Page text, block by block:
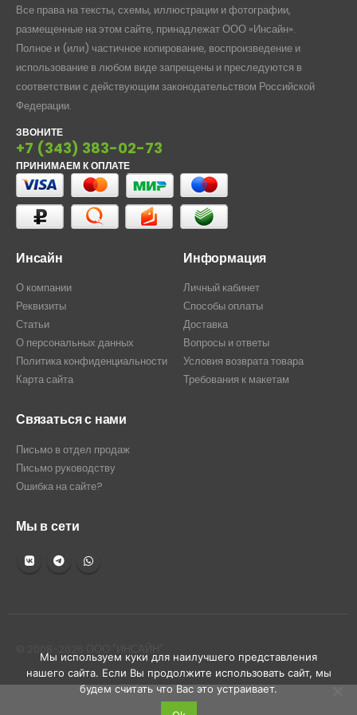
Все права на тексты, схемы, иллюстрации и фотографии,
размещенные на этом сайте, принадлежат ООО «Инсайн».
Полное и (или) частичное копирование, воспроизведение и
использование в любом виде запрещены и преследуются в
соответствии с действующим законодательством Российской
Федерации.
ЗВОНИТЕ
+7 (343) 383-02-73
ПРИНИМАЕМ К ОПЛАТЕ
Инсайн
О компании
Реквизиты
Статьи
О персональных данных
Политика конфиденциальности
Карта сайта
Информация
Личный кабинет
Способы оплаты
Доставка
Вопросы и ответы
Условия возврата товара
Требования к макетам
Связаться с нами
Письмо в отдел продаж
Письмо руководству
Ошибка на сайте?
Мы в сети
© 2008-2026 ООО "ИНСАЙН"
Мы используем куки для наилучшего представления
нашего сайта. Если Вы продолжите использовать сайт, мы
будем считать что Вас это устраивает.